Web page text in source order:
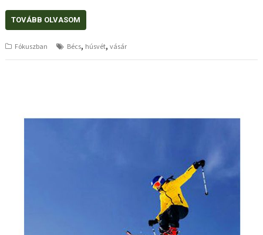
TOVÁBB OLVASOM
Fókuszban Bécs, húsvét,vásár